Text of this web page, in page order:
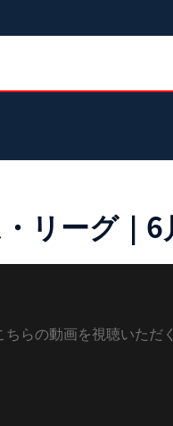
リーグ｜
ちらの動画を視聴いただ